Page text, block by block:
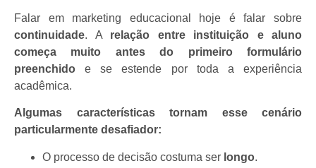
Falar em marketing educacional hoje é falar sobre
continuidade. A relação entre instituição e aluno
começa muito antes do primeiro formulário
preenchido e se estende por toda a experiência
acadêmica.
Algumas características tornam esse cenário
particularmente desafiador:
O processo de decisão costuma ser longo.